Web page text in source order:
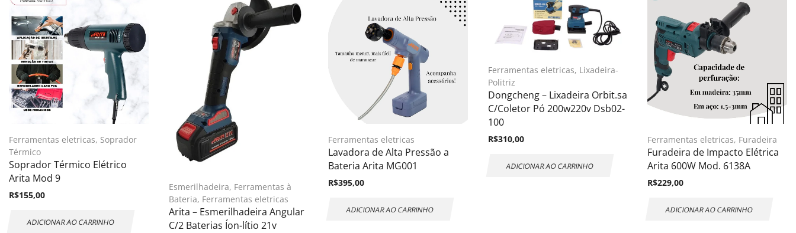
Ferramentas eletricas, Soprador
Térmico
Soprador Térmico Elétrico
Arita Mod 9
R$155,00
ADICIONAR AO CARRINHO
Esmerilhadeira, Ferramentas à
Bateria, Ferramentas eletricas
Arita – Esmerilhadeira Angular
C/2 Baterias Íon-lítio 21v
Ferramentas eletricas
Lavadora de Alta Pressão a
Bateria Arita MG001
R$395,00
ADICIONAR AO CARRINHO
Ferramentas eletricas, Lixadeira-
Politriz
Dongcheng – Lixadeira Orbit.sa
C/Coletor Pó 200w220v Dsb02-
100
R$310,00
ADICIONAR AO CARRINHO
Ferramentas eletricas, Furadeira
Furadeira de Impacto Elétrica
Arita 600W Mod. 6138A
R$229,00
ADICIONAR AO CARRINHO